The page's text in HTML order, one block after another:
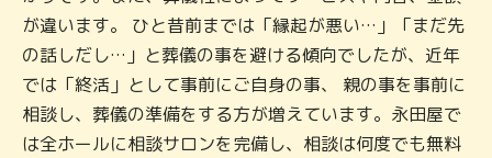
が違います。 ひと昔前までは「縁起が悪い…」「まだ先
の話しだし…」と葬儀の事を避ける傾向でしたが、近年
では「終活」として事前にご自身の事、 親の事を事前に
相談し、葬儀の準備をする方が増えています。永田屋で
は全ホールに相談サロンを完備し、相談は何度でも無料